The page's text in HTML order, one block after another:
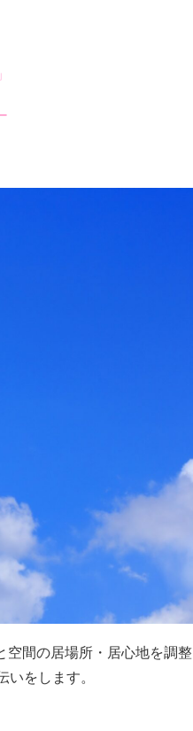
空間の居場所・居心地を調整
をします。